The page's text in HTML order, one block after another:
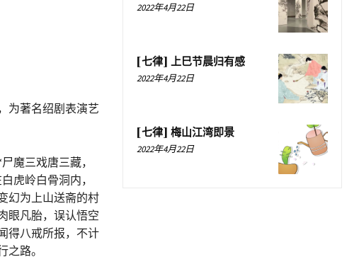
为著名绍剧表演艺
魔三戏唐三藏，
虎岭白骨洞内，
幻为上山送斋的村
眼凡胎，误认悟空
得八戒所报，不计
路。
2022年4月22日
[七律] 上巳节晨归有感
2022年4月22日
[七律] 梅山江湾即景
2022年4月22日